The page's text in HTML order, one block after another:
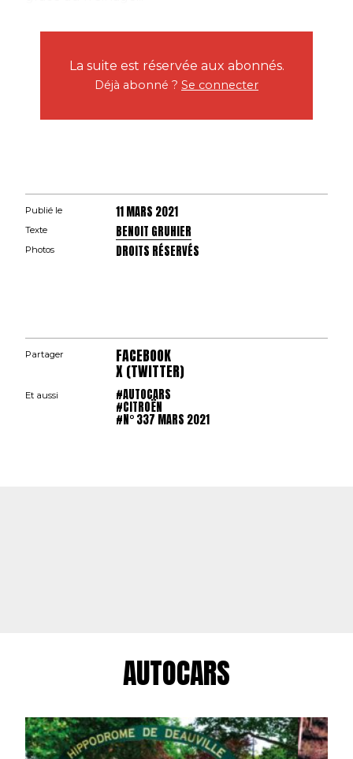
La suite est réservée aux abonnés.
Déjà abonné ? Se connecter
Publié le 11 MARS 2021
Texte BENOIT GRUHIER
Photos DROITS RÉSERVÉS
Partager FACEBOOK
X (TWITTER)
Et aussi #AUTOCARS
#CITROËN
#N° 337 MARS 2021
AUTOCARS